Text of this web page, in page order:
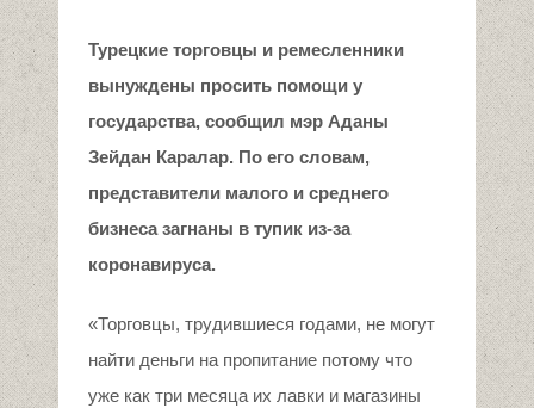
Турецкие торговцы и ремесленники
вынуждены просить помощи у
государства, сообщил мэр Аданы
Зейдан Каралар. По его словам,
представители малого и среднего
бизнеса загнаны в тупик из-за
коронавируса.
«Торговцы, трудившиеся годами, не могут
найти деньги на пропитание потому что
уже как три месяца их лавки и магазины